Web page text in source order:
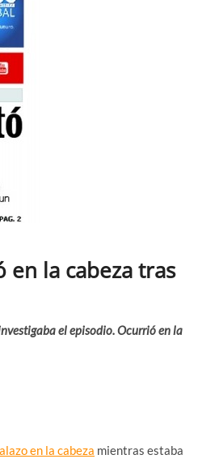
en la cabeza tras
el episodio. Ocurrió en la
en la cabeza mientras estaba